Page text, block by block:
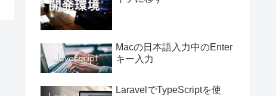
Macの日本語入力中のEnter
キー入力
LaravelでTypeScriptを使